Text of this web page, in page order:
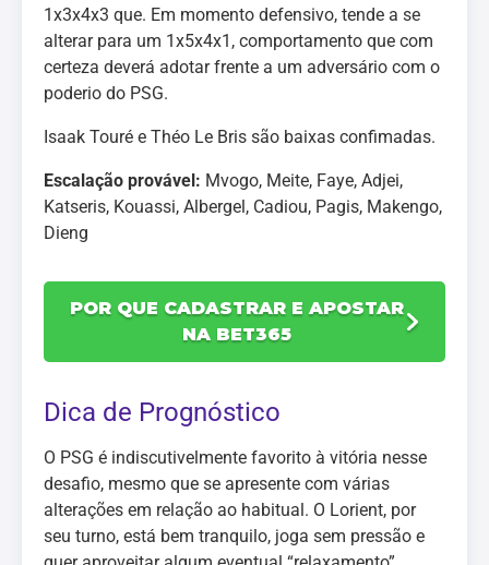
1x3x4x3 que. Em momento defensivo, tende a se
alterar para um 1x5x4x1, comportamento que com
certeza deverá adotar frente a um adversário com o
poderio do PSG.
Isaak Touré e Théo Le Bris são baixas confimadas.
Escalação provável: Mvogo, Meite, Faye, Adjei,
Katseris, Kouassi, Albergel, Cadiou, Pagis, Makengo,
Dieng
POR QUE CADASTRAR E APOSTAR
NA BET365
Dica de Prognóstico
O PSG é indiscutivelmente favorito à vitória nesse
desafio, mesmo que se apresente com várias
alterações em relação ao habitual. O Lorient, por
seu turno, está bem tranquilo, joga sem pressão e